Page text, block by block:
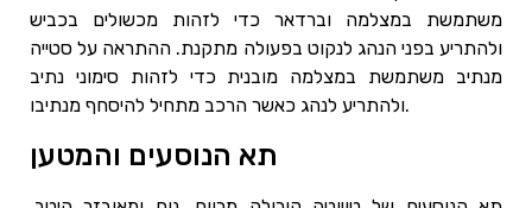
משתמשת במצלמה וברדאר כדי לזהות מכשולים בכביש
ולהתריע בפני הנהג לנקוט בפעולה מתקנת. ההתראה על סטייה
מנתיב משתמשת במצלמה מובנית כדי לזהות סימוני נתיב
ולהתריע לנהג כאשר הרכב מתחיל להיסחף מנתיבו.
תא הנוסעים והמטען